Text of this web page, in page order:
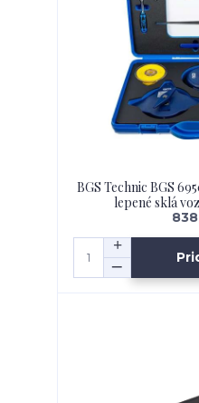
BGS Technic BGS
lepené sklá